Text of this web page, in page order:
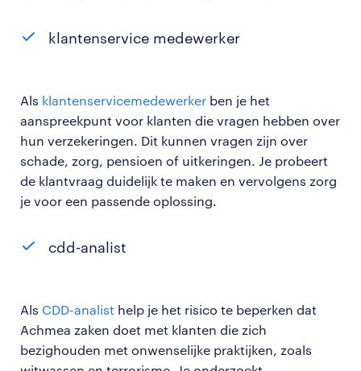
klantenservice medewerker
Als klantenservicemedewerker ben je het
aanspreekpunt voor klanten die vragen hebben over
hun verzekeringen. Dit kunnen vragen zijn over
schade, zorg, pensioen of uitkeringen. Je probeert
de klantvraag duidelijk te maken en vervolgens zorg
je voor een passende oplossing.
cdd-analist
Als CDD-analist help je het risico te beperken dat
Achmea zaken doet met klanten die zich
bezighouden met onwenselijke praktijken, zoals